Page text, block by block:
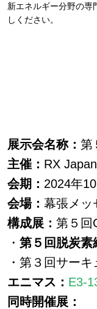
新エネルギー分野の専
しください。
展示会名称： 第
主催： RX
会期： 2024年
会場： 幕張メッ
構成展： 第５回
・ 第５回脱炭素
・第３回サー
エニマス： E3-
同時開催展：